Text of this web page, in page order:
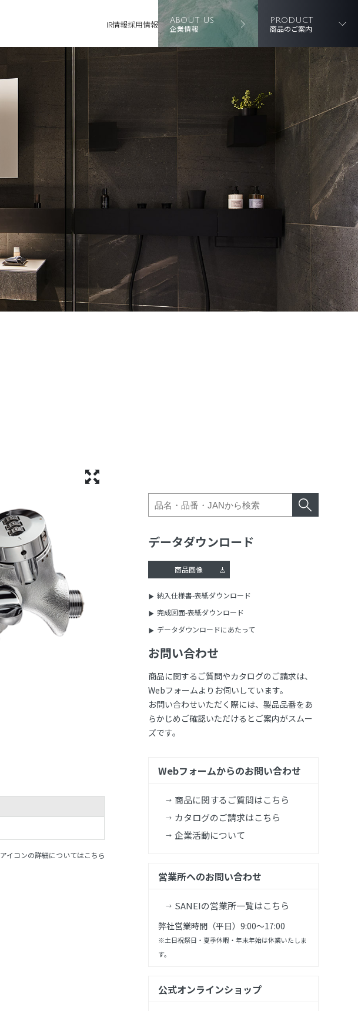
IR情報採用情報 ABOUT US
企業情報
PRODUCT
商品のご案内
アイコンの詳細についてはこちら
データダウンロード
商品画像
納入仕様書-表紙ダウンロード
完成図面-表紙ダウンロード
データダウンロードにあたって
お問い合わせ
商品に関するご質問やカタログのご請求は、
Webフォームよりお伺いしています。
お問い合わせいただく際には、製品品番をあ
らかじめご確認いただけるとご案内がスムー
ズです。
Webフォームからのお問い合わせ
商品に関するご質問はこちら
カタログのご請求はこちら
企業活動について
営業所へのお問い合わせ
SANEIの営業所一覧はこちら
弊社営業時間（平日）9:00～17:00
※土日祝祭日・夏季休暇・年末年始は休業いたしま
す。
公式オンラインショップ